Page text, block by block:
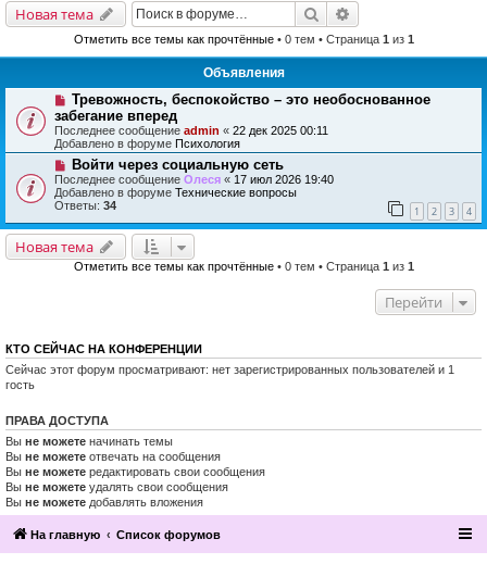
Новая тема Поиск
Отметить все темы как прочтённые• 0 тем • Страница 1 из 1
Объявления
Тревожность, беспокойство – это необоснованное
забегание вперед
Последнее сообщение admin « 22 дек 2025 00:11
Добавлено в форуме Психология
Войти через социальную сеть
Последнее сообщение Олеся « 17 июл 2026 19:40
Добавлено в форуме Технические вопросы
Ответы: 34 1 2 3 4
Новая тема
Отметить все темы как прочтённые• 0 тем • Страница 1 из 1
Перейти
КТО СЕЙЧАС НА КОНФЕРЕНЦИИ
Сейчас этот форум просматривают: нет зарегистрированных пользователей и 1
гость
ПРАВА ДОСТУПА
Вы не можете начинать темы
Вы не можете отвечать на сообщения
Вы не можете редактировать свои сообщения
Вы не можете удалять свои сообщения
Вы не можете добавлять вложения
На главную Список форумов